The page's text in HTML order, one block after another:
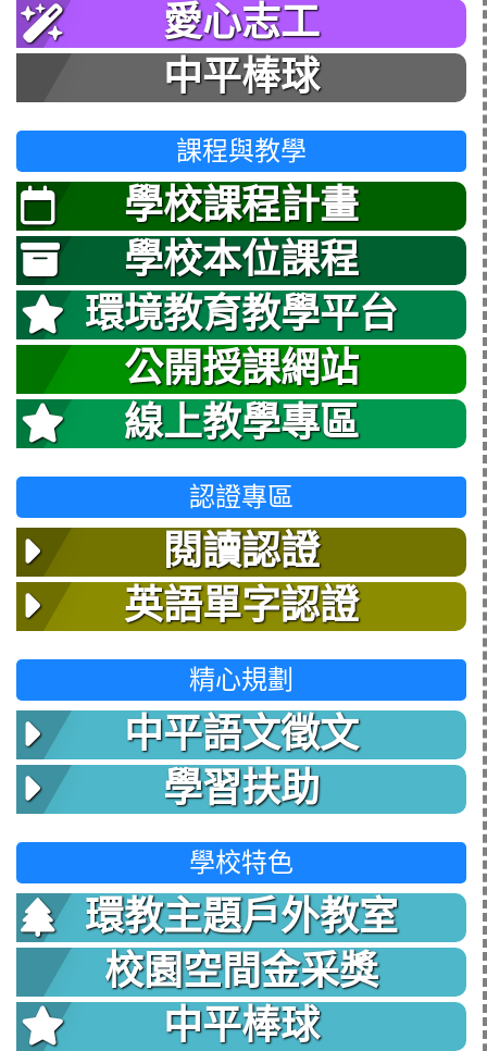
愛心志工
中平棒球
課程與教學
學校課程計畫
學校本位課程
環境教育教學平台
公開授課網站
線上教學專區
認證專區
閱讀認證
英語單字認證
精心規劃
中平語文徵文
學習扶助
學校特色
環教主題戶外教室
校園空間金采獎
中平棒球